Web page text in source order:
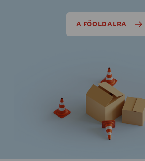
A FŐOLDALRA